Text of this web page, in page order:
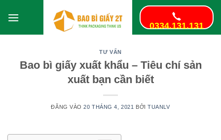
qua
0334.131.131
TƯ VẤN
Bao bì giấy xuất khẩu – Tiêu chí sản
xuất bạn cần biết
ĐĂNG VÀO20 THÁNG 4, 2021 BỞITUANLV